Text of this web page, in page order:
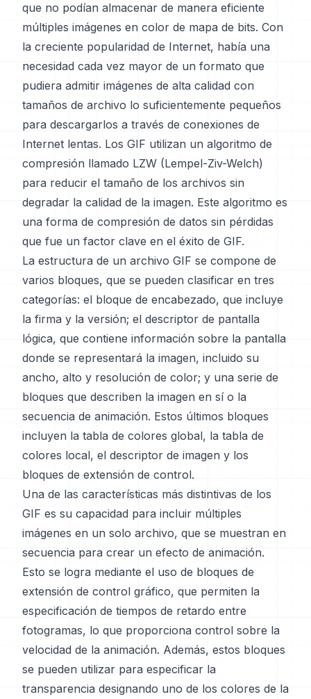
que no podían almacenar de manera eficiente
múltiples imágenes en color de mapa de bits. Con
la creciente popularidad de Internet, había una
necesidad cada vez mayor de un formato que
pudiera admitir imágenes de alta calidad con
tamaños de archivo lo suficientemente pequeños
para descargarlos a través de conexiones de
Internet lentas. Los GIF utilizan un algoritmo de
compresión llamado LZW (Lempel-Ziv-Welch)
para reducir el tamaño de los archivos sin
degradar la calidad de la imagen. Este algoritmo es
una forma de compresión de datos sin pérdidas
que fue un factor clave en el éxito de GIF.
La estructura de un archivo GIF se compone de
varios bloques, que se pueden clasificar en tres
categorías: el bloque de encabezado, que incluye
la firma y la versión; el descriptor de pantalla
lógica, que contiene información sobre la pantalla
donde se representará la imagen, incluido su
ancho, alto y resolución de color; y una serie de
bloques que describen la imagen en sí o la
secuencia de animación. Estos últimos bloques
incluyen la tabla de colores global, la tabla de
colores local, el descriptor de imagen y los
bloques de extensión de control.
Una de las características más distintivas de los
GIF es su capacidad para incluir múltiples
imágenes en un solo archivo, que se muestran en
secuencia para crear un efecto de animación.
Esto se logra mediante el uso de bloques de
extensión de control gráfico, que permiten la
especificación de tiempos de retardo entre
fotogramas, lo que proporciona control sobre la
velocidad de la animación. Además, estos bloques
se pueden utilizar para especificar la
transparencia designando uno de los colores de la